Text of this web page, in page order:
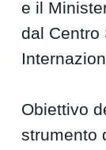
e il
dal Centro
Obiettivo
strumento